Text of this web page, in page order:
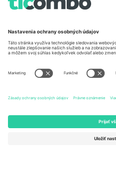
Unter den Linden 24, 10117
United States
Newark, Delaware 19713, United
States